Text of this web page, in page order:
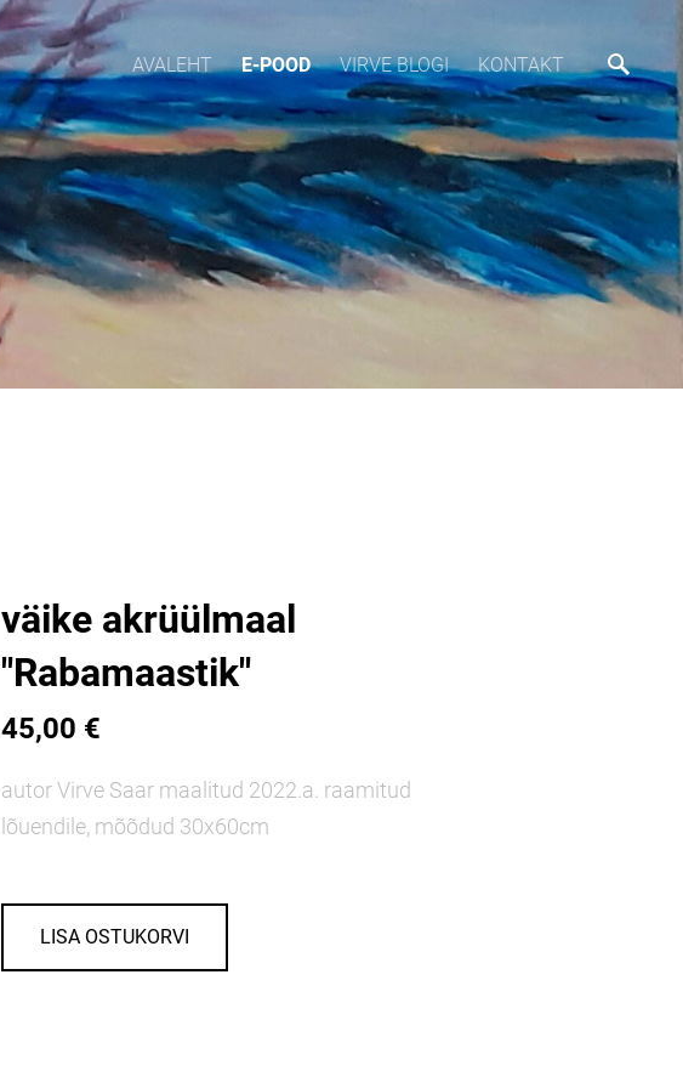
AVALEHT E-POOD VIRVE BLOGI KONTAKT
väike akrüülmaal
"Rabamaastik"
45,00 €
autor Virve Saar maalitud 2022.a. raamitud
lõuendile, mõõdud 30x60cm
LISA OSTUKORVI